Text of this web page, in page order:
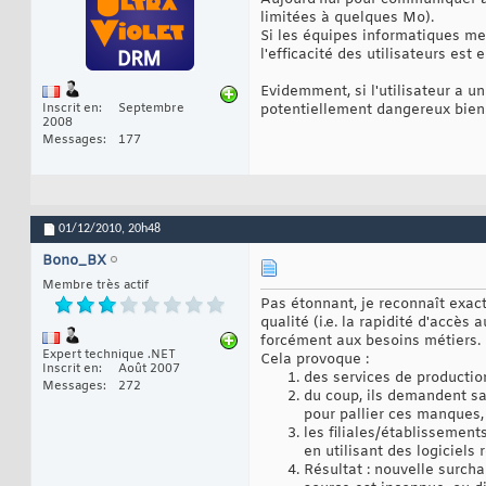
Inscrit en
Septembre
2008
Messages
177
limitées à quelques Mo).
Si les équipes informatiques
l'efficacité des utilisateurs est
Evidemment, si l'utilisateur a
potentiellement dangereux
01/12/2010, 20h48
Bono_BX
Membre très actif
Expert technique .NET
Inscrit en
Août 2007
Messages
272
Pas étonnant, je reconnaît
qualité (i.e. la rapidité d'accès
forcément aux besoins métiers.
Cela provoque :
des services de
du coup, ils demandent
pour pallier ces
les filiales/
en utilisant des logiciels
Résultat : nouvelle